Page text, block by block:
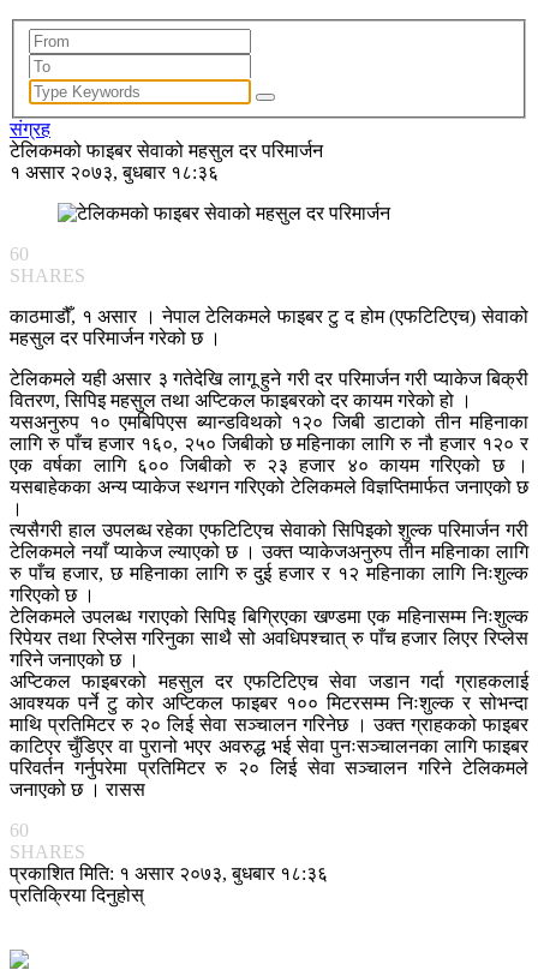
संग्रह
टेलिकमको फाइबर सेवाको महसुल दर परिमार्जन
१ असार २०७३, बुधबार १८:३६
60
SHARES
काठमाडौँ, १ असार । नेपाल टेलिकमले फाइबर टु द होम (एफटिटिएच) सेवाको
महसुल दर परिमार्जन गरेको छ ।
टेलिकमले यही असार ३ गतेदेखि लागू हुने गरी दर परिमार्जन गरी प्याकेज बिक्री
वितरण, सिपिइ महसुल तथा अप्टिकल फाइबरको दर कायम गरेको हो ।
यसअनुरुप १० एमबिपिएस ब्यान्डविथको १२० जिबी डाटाको तीन महिनाका
लागि रु पाँच हजार १६०, २५० जिबीको छ महिनाका लागि रु नौ हजार १२० र
एक वर्षका लागि ६०० जिबीको रु २३ हजार ४० कायम गरिएको छ ।
यसबाहेकका अन्य प्याकेज स्थगन गरिएको टेलिकमले विज्ञप्तिमार्फत जनाएको छ
।
त्यसैगरी हाल उपलब्ध रहेका एफटिटिएच सेवाको सिपिइको शुल्क परिमार्जन गरी
टेलिकमले नयाँ प्याकेज ल्याएको छ । उक्त प्याकेजअनुरुप तीन महिनाका लागि
रु पाँच हजार, छ महिनाका लागि रु दुई हजार र १२ महिनाका लागि निःशुल्क
गरिएको छ ।
टेलिकमले उपलब्ध गराएको सिपिइ बिग्रिएका खण्डमा एक महिनासम्म निःशुल्क
रिपेयर तथा रिप्लेस गरिनुका साथै सो अवधिपश्चात् रु पाँच हजार लिएर रिप्लेस
गरिने जनाएको छ ।
अप्टिकल फाइबरको महसुल दर एफटिटिएच सेवा जडान गर्दा ग्राहकलाई
आवश्यक पर्ने टु कोर अप्टिकल फाइबर १०० मिटरसम्म निःशुल्क र सोभन्दा
माथि प्रतिमिटर रु २० लिई सेवा सञ्चालन गरिनेछ । उक्त ग्राहकको फाइबर
काटिएर चुँडिएर वा पुरानो भएर अवरुद्ध भई सेवा पुनःसञ्चालनका लागि फाइबर
परिवर्तन गर्नुपरेमा प्रतिमिटर रु २० लिई सेवा सञ्चालन गरिने टेलिकमले
जनाएको छ । रासस
60
SHARES
प्रकाशित मिति: १ असार २०७३, बुधबार १८:३६
प्रतिक्रिया दिनुहोस्